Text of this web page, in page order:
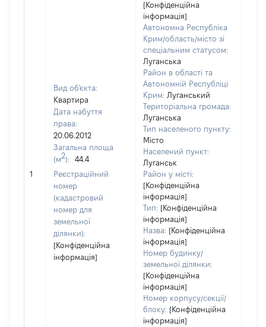
1
Вид об'єкта:
Квартира
Дата набуття
права:
20.06.2012
Загальна площа
(м2):
44.4
Реєстраційний
номер
(кадастровий
номер для
земельної
ділянки):
[Конфіденційна
інформація]
[Конфіденційна
інформація]
Автономна Республіка
Крим/область/місто зі
спеціальним статусом:
Луганська
Район в області та
Автономній Республіці
Крим: Луганський
Територіальна громада:
Луганська
Тип населеного пункту:
Місто
Населений пункт:
Луганськ
Район у місті:
[Конфіденційна
інформація]
Тип: [Конфіденційна
інформація]
Назва: [Конфіденційна
інформація]
Номер будинку/
земельної ділянки:
[Конфіденційна
інформація]
Номер корпусу/секції/
блоку: [Конфіденційна
інформація]